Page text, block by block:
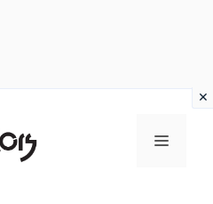
MENU